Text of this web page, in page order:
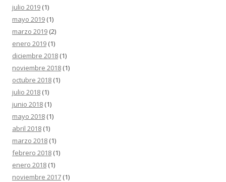
julio 2019 (1)
mayo 2019 (1)
marzo 2019 (2)
enero 2019 (1)
diciembre 2018 (1)
noviembre 2018 (1)
octubre 2018 (1)
julio 2018 (1)
junio 2018 (1)
mayo 2018 (1)
abril 2018 (1)
marzo 2018 (1)
febrero 2018 (1)
enero 2018 (1)
noviembre 2017 (1)